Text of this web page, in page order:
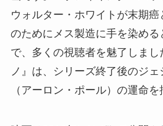
ウォルター・ホワイトが末期
のためにメス製造に手を染める
で、多くの視聴者を魅了しま
ノ』は、シリーズ終了後のジ
（アーロン・ポール）の運命を